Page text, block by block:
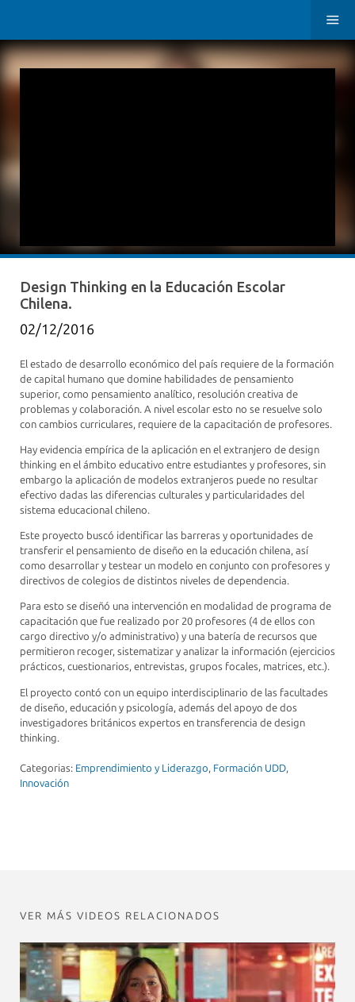
Design Thinking en la Educación Escolar
Chilena.
02/12/2016
El estado de desarrollo económico del país requiere de la formación
de capital humano que domine habilidades de pensamiento
superior, como pensamiento analítico, resolución creativa de
problemas y colaboración. A nivel escolar esto no se resuelve solo
con cambios curriculares, requiere de la capacitación de profesores.
Hay evidencia empírica de la aplicación en el extranjero de design
thinking en el ámbito educativo entre estudiantes y profesores, sin
embargo la aplicación de modelos extranjeros puede no resultar
efectivo dadas las diferencias culturales y particularidades del
sistema educacional chileno.
Este proyecto buscó identificar las barreras y oportunidades de
transferir el pensamiento de diseño en la educación chilena, así
como desarrollar y testear un modelo en conjunto con profesores y
directivos de colegios de distintos niveles de dependencia.
Para esto se diseñó una intervención en modalidad de programa de
capacitación que fue realizado por 20 profesores (4 de ellos con
cargo directivo y/o administrativo) y una batería de recursos que
permitieron recoger, sistematizar y analizar la información (ejercicios
prácticos, cuestionarios, entrevistas, grupos focales, matrices, etc.).
El proyecto contó con un equipo interdisciplinario de las facultades
de diseño, educación y psicología, además del apoyo de dos
investigadores británicos expertos en transferencia de design
thinking.
Categorias: Emprendimiento y Liderazgo, Formación UDD,
Innovación
VER MÁS VIDEOS RELACIONADOS